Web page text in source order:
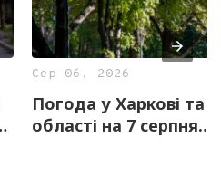
Сер 06, 2026
Погода у Харкові та
області на 7 серпня